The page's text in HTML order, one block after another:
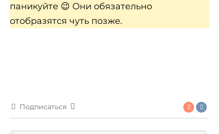
паникуйте 😉 Они обязательно
отобразятся чуть позже.
Подписаться